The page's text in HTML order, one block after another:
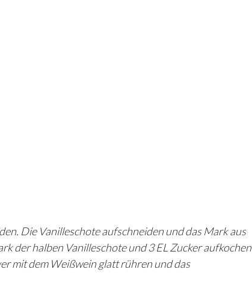
Die Vanilleschote aufschneiden und das Mark aus
der halben Vanilleschote und 3 EL Zucker aufkochen
mit dem Weißwein glatt rühren und das